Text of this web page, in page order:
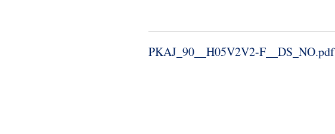
PKAJ_​90_​_​H05V2V2-​F_​_​DS_​NO.​pdf